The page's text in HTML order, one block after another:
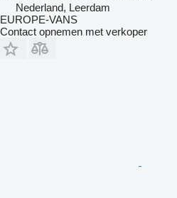
Nederland, Leerdam
EUROPE-VANS
Contact opnemen met verkoper